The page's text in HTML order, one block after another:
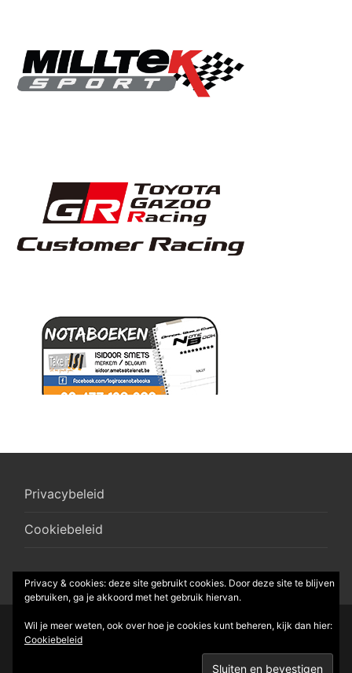
Privacybeleid
Cookiebeleid
© 2026 R-Box vzw
Privacy & cookies: deze site gebruikt cookies. Door deze site te blijven
gebruiken, ga je akkoord met het gebruik hiervan.
Wil je meer weten, ook over hoe je cookies kunt beheren, kijk dan hier:
Cookiebeleid